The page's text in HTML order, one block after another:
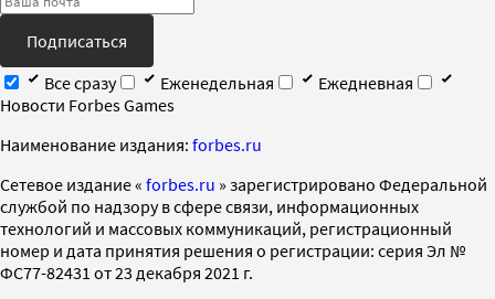
Подписаться
Все сразу
Еженедельная
Ежедневная
Новости Forbes Games
Наименование издания: forbes.ru
Cетевое издание « forbes.ru » зарегистрировано Федеральной
службой по надзору в сфере связи, информационных
технологий и массовых коммуникаций, регистрационный
номер и дата принятия решения о регистрации: серия Эл №
ФС77-82431 от 23 декабря 2021 г.